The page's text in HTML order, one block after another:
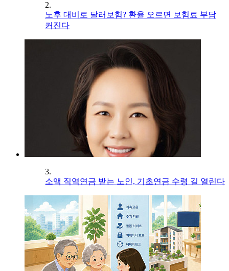
2.
노후 대비로 달러보험? 환율 오르면 보험료 부담
커진다
3.
소액 직역연금 받는 노인, 기초연금 수령 길 열린다